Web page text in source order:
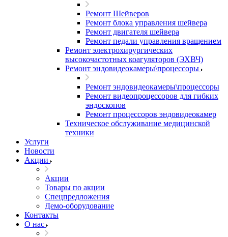
Ремонт Шейверов
Ремонт блока управления шейвера
Ремонт двигателя шейвера
Ремонт педали управления вращением
Ремонт электрохирургических
высокочастотных коагуляторов (ЭХВЧ)
Ремонт эндовидеокамеры\процессоры
Ремонт эндовидеокамеры\процессоры
Ремонт видеопроцессоров для гибких
эндоскопов
Ремонт процессоров эндовидеокамер
Техническое обслуживание медицинской
техники
Услуги
Новости
Акции
Акции
Товары по акции
Спецпредложения
Демо-оборудование
Контакты
О нас